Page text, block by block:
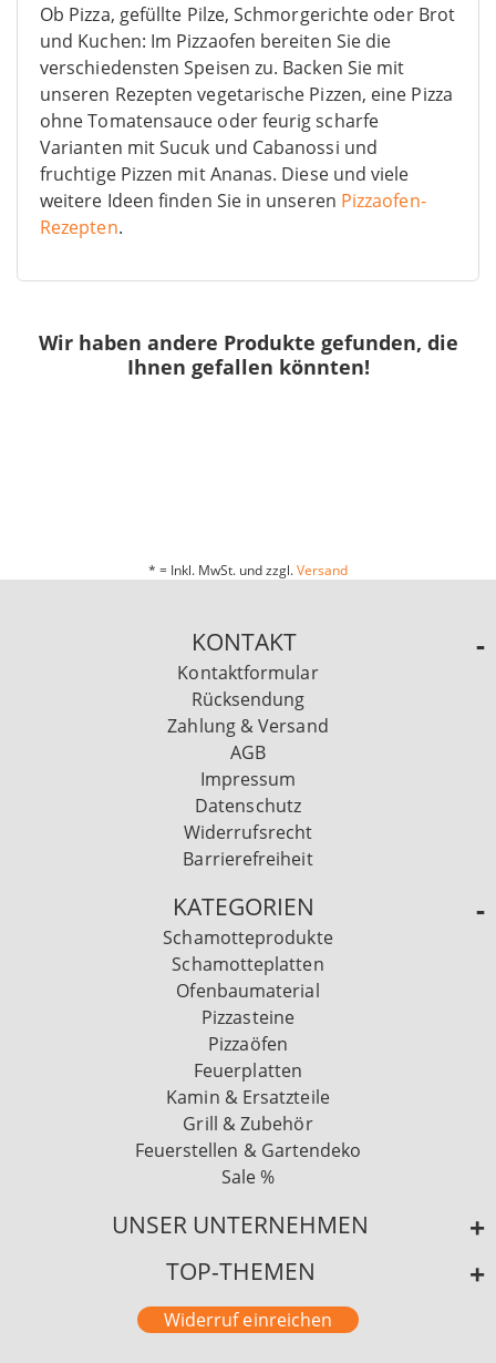
Ob Pizza, gefüllte Pilze, Schmorgerichte oder Brot
und Kuchen: Im Pizzaofen bereiten Sie die
verschiedensten Speisen zu. Backen Sie mit
unseren Rezepten vegetarische Pizzen, eine Pizza
ohne Tomatensauce oder feurig scharfe
Varianten mit Sucuk und Cabanossi und
fruchtige Pizzen mit Ananas. Diese und viele
weitere Ideen finden Sie in unseren Pizzaofen-
Rezepten.
Wir haben andere Produkte gefunden, die
Ihnen gefallen könnten!
* = Inkl. MwSt. und zzgl.Versand
KONTAKT
Kontaktformular
Rücksendung
Zahlung & Versand
AGB
Impressum
Datenschutz
Widerrufsrecht
Barrierefreiheit
KATEGORIEN
Schamotteprodukte
Schamotteplatten
Ofenbaumaterial
Pizzasteine
Pizzaöfen
Feuerplatten
Kamin & Ersatzteile
Grill & Zubehör
Feuerstellen & Gartendeko
Sale %
UNSER UNTERNEHMEN
TOP-THEMEN
Widerruf einreichen